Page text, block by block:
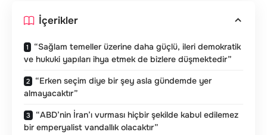
İçerikler
“Sağlam temeller üzerine daha güçlü, ileri demokratik
ve hukuki yapıları ihya etmek de bizlere düşmektedir”
“Erken seçim diye bir şey asla gündemde yer
almayacaktır”
“ABD’nin İran’ı vurması hiçbir şekilde kabul edilemez
bir emperyalist vandallık olacaktır”